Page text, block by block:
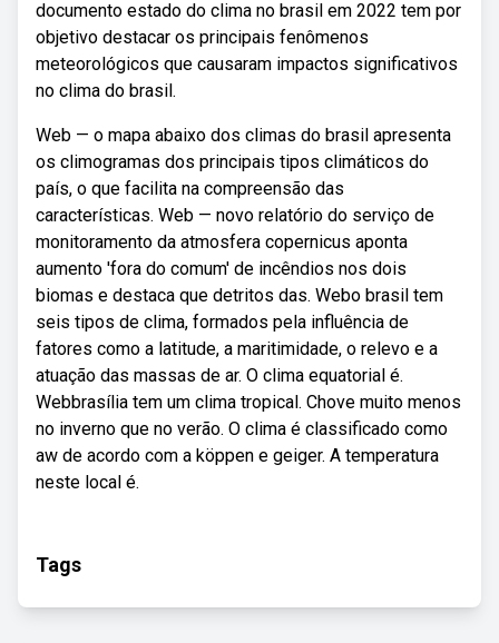
documento estado do clima no brasil em 2022 tem por
objetivo destacar os principais fenômenos
meteorológicos que causaram impactos significativos
no clima do brasil.
Web — o mapa abaixo dos climas do brasil apresenta
os climogramas dos principais tipos climáticos do
país, o que facilita na compreensão das
características. Web — novo relatório do serviço de
monitoramento da atmosfera copernicus aponta
aumento 'fora do comum' de incêndios nos dois
biomas e destaca que detritos das. Webo brasil tem
seis tipos de clima, formados pela influência de
fatores como a latitude, a maritimidade, o relevo e a
atuação das massas de ar. O clima equatorial é.
Webbrasília tem um clima tropical. Chove muito menos
no inverno que no verão. O clima é classificado como
aw de acordo com a köppen e geiger. A temperatura
neste local é.
Tags